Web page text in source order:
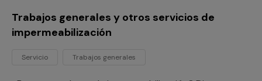
Trabajos generales y otros servicios de
impermeabilización
Servicio Trabajos generales